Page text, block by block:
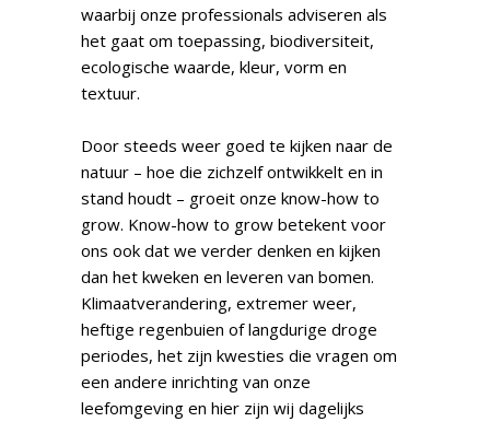
waarbij onze professionals adviseren als
het gaat om toepassing, biodiversiteit,
ecologische waarde, kleur, vorm en
textuur.
Door steeds weer goed te kijken naar de
natuur – hoe die zichzelf ontwikkelt en in
stand houdt – groeit onze know-how to
grow. Know-how to grow betekent voor
ons ook dat we verder denken en kijken
dan het kweken en leveren van bomen.
Klimaatverandering, extremer weer,
heftige regenbuien of langdurige droge
periodes, het zijn kwesties die vragen om
een andere inrichting van onze
leefomgeving en hier zijn wij dagelijks